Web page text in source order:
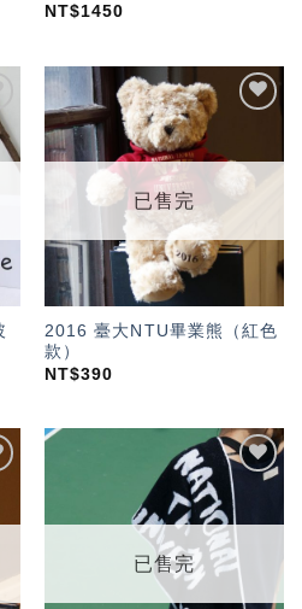
NT$1450
望輕
已售完
2016 臺大NTU畢業熊（紅色
款）
NT$390
望輕
已售完